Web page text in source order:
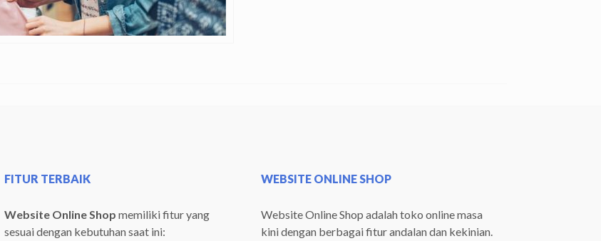
FITUR TERBAIK
Website Online Shop memiliki fitur yang
sesuai dengan kebutuhan saat ini:
WEBSITE ONLINE SHOP
Website Online Shop adalah toko online masa
kini dengan berbagai fitur andalan dan kekinian.